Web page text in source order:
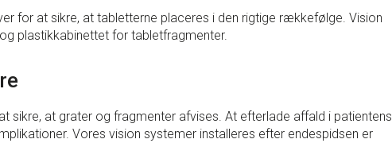
for at sikre, at tabletterne placeres i den rigtige rækkefølge. Vision
plastikkabinettet for tabletfragmenter.
sikre, at grater og fragmenter afvises. At efterlade affald i patientens
Vores vision systemer installeres efter endespidsen er